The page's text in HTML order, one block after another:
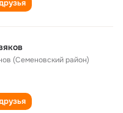
(Семеновский район)